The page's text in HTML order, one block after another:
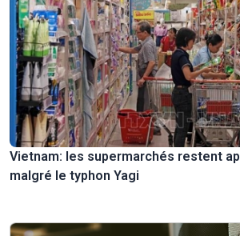
Vietnam: les supermarchés restent
malgré le typhon Yagi